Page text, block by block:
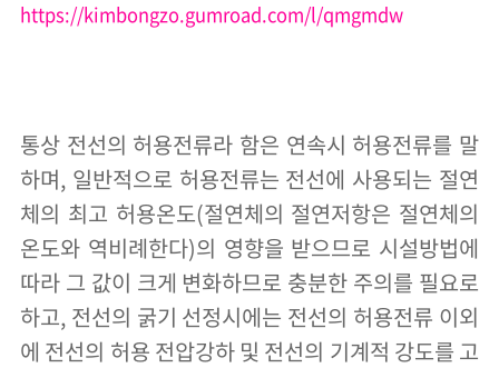
https://kimbongzo.gumroad.com/l/qmgmdw
통상 전선의 허용전류라 함은 연속시 허용전류를 말
하며, 일반적으로 허용전류는 전선에 사용되는 절연
체의 최고 허용온도(절연체의 절연저항은 절연체의
온도와 역비례한다)의 영향을 받으므로 시설방법에
따라 그 값이 크게 변화하므로 충분한 주의를 필요로
하고, 전선의 굵기 선정시에는 전선의 허용전류 이외
에 전선의 허용 전압강하 및 전선의 기계적 강도를 고